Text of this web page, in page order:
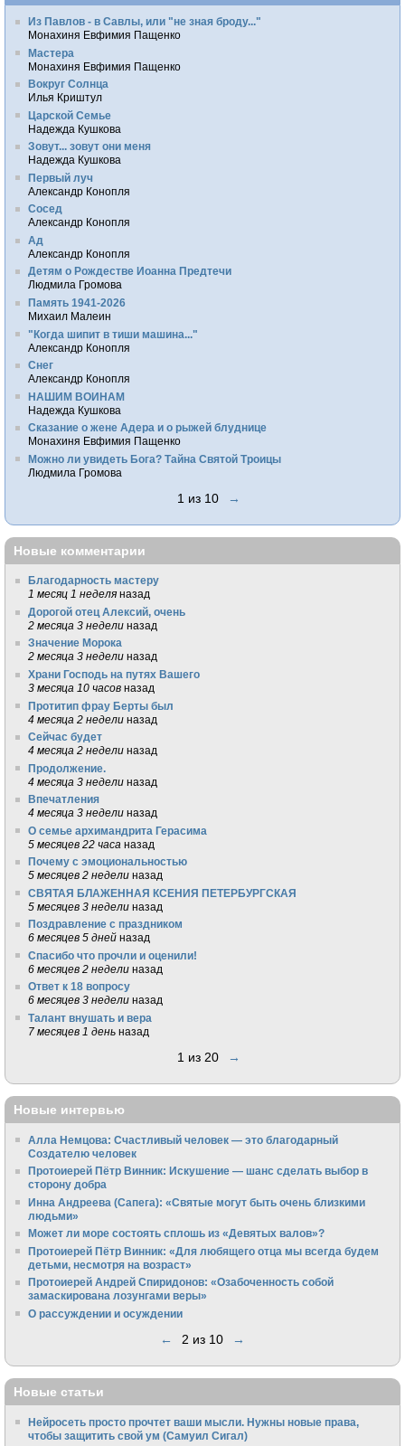
Из Павлов - в Савлы, или "не зная броду..."
Монахиня Евфимия Пащенко
Мастера
Монахиня Евфимия Пащенко
Вокруг Солнца
Илья Криштул
Царской Семье
Надежда Кушкова
Зовут... зовут они меня
Надежда Кушкова
Первый луч
Александр Конопля
Сосед
Александр Конопля
Ад
Александр Конопля
Детям о Рождестве Иоанна Предтечи
Людмила Громова
Память 1941-2026
Михаил Малеин
"Когда шипит в тиши машина..."
Александр Конопля
Снег
Александр Конопля
НАШИМ ВОИНАМ
Надежда Кушкова
Сказание о жене Адера и о рыжей блуднице
Монахиня Евфимия Пащенко
Можно ли увидеть Бога? Тайна Святой Троицы
Людмила Громова
1 из 10 →
Новые комментарии
Благодарность мастеру
1 месяц 1 неделя назад
Дорогой отец Алексий, очень
2 месяца 3 недели назад
Значение Морока
2 месяца 3 недели назад
Храни Господь на путях Вашего
3 месяца 10 часов назад
Протитип фрау Берты был
4 месяца 2 недели назад
Сейчас будет
4 месяца 2 недели назад
Продолжение.
4 месяца 3 недели назад
Впечатления
4 месяца 3 недели назад
О семье архимандрита Герасима
5 месяцев 22 часа назад
Почему с эмоциональностью
5 месяцев 2 недели назад
СВЯТАЯ БЛАЖЕННАЯ КСЕНИЯ ПЕТЕРБУРГСКАЯ
5 месяцев 3 недели назад
Поздравление с праздником
6 месяцев 5 дней назад
Спасибо что прочли и оценили!
6 месяцев 2 недели назад
Ответ к 18 вопросу
6 месяцев 3 недели назад
Талант внушать и вера
7 месяцев 1 день назад
1 из 20 →
Новые интервью
Алла Немцова: Счастливый человек — это благодарный
Создателю человек
Протоиерей Пётр Винник: Искушение — шанс сделать выбор в
сторону добра
Инна Андреева (Сапега): «Святые могут быть очень близкими
людьми»
Может ли море состоять сплошь из «Девятых валов»?
Протоиерей Пётр Винник: «Для любящего отца мы всегда будем
детьми, несмотря на возраст»
Протоиерей Андрей Спиридонов: «Озабоченность собой
замаскирована лозунгами веры»
О рассуждении и осуждении
← 2 из 10 →
Новые статьи
Нейросеть просто прочтет ваши мысли. Нужны новые права,
чтобы защитить свой ум (Самуил Сигал)